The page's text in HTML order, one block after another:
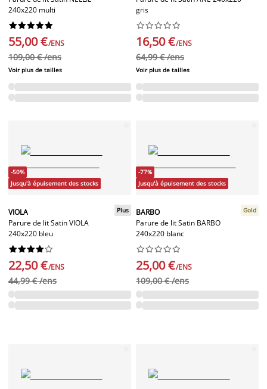
240x220 multi






55,00 €/ENS
109,00 € /ens
Voir plus de tailles
gris






16,50 €/ENS
64,99 € /ens
Voir plus de tailles
-50%
Jusqu'à épuisement des stocks
VIOLA
Parure de lit Satin VIOLA
240x220 bleu
Plus






22,50 €/ENS
44,99 € /ens
-77%
Jusqu'à épuisement des stocks
BARBO
Parure de lit Satin BARBO
240x220 blanc
Gold






25,00 €/ENS
109,00 € /ens